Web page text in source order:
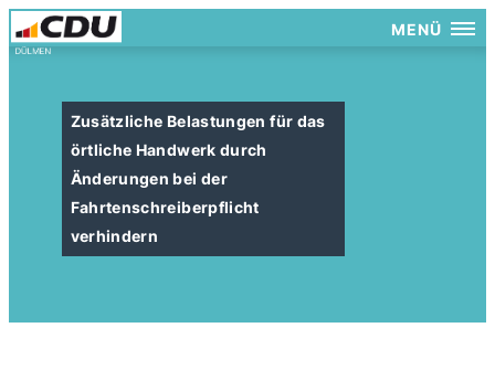
MENÜ
Zusätzliche Belastungen für das
örtliche Handwerk durch
Änderungen bei der
Fahrtenschreiberpflicht
verhindern